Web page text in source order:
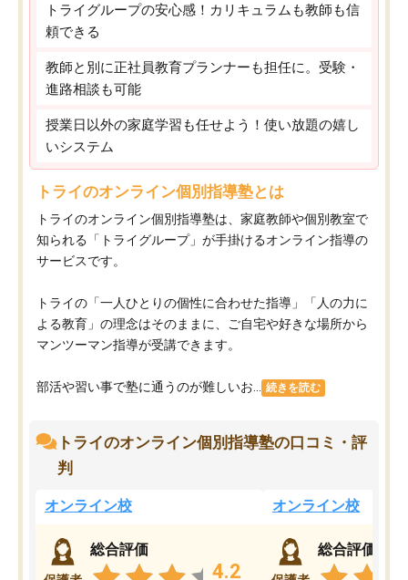
トライグループの安心感！カリキュラムも教師も信
頼できる
教師と別に正社員教育プランナーも担任に。受験・
進路相談も可能
授業日以外の家庭学習も任せよう！使い放題の嬉し
いシステム
トライのオンライン個別指導塾とは
トライのオンライン個別指導塾は、家庭教師や個別教室で
知られる「トライグループ」が手掛けるオンライン指導の
サービスです。
トライの「一人ひとりの個性に合わせた指導」「人の力に
よる教育」の理念はそのままに、ご自宅や好きな場所から
マンツーマン指導が受講できます。
部活や習い事で塾に通うのが難しいお... 続きを読む
トライのオンライン個別指導塾の口コミ・評
判
オンライン校
総合評価
4.2
オンライン校
総合評価